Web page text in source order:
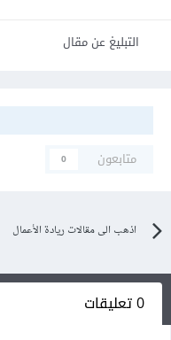
التبليغ عن مقال
متابعون
0
اذهب الى مقالات ريادة الأعمال
0 تعليقات